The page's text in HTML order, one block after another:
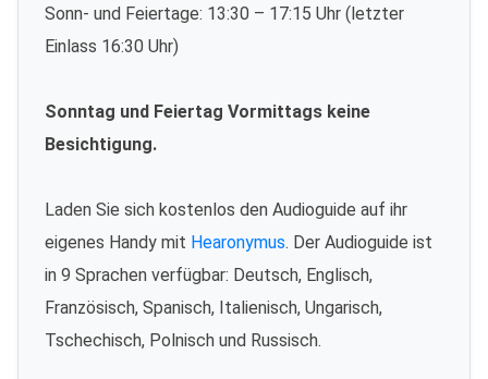
Sonn- und Feiertage: 13:30 – 17:15 Uhr (letzter
Einlass 16:30 Uhr)
Sonntag und Feiertag Vormittags keine
Besichtigung.
Laden Sie sich kostenlos den Audioguide auf ihr
eigenes Handy mit Hearonymus. Der Audioguide ist
in 9 Sprachen verfügbar: Deutsch, Englisch,
Französisch, Spanisch, Italienisch, Ungarisch,
Tschechisch, Polnisch und Russisch.